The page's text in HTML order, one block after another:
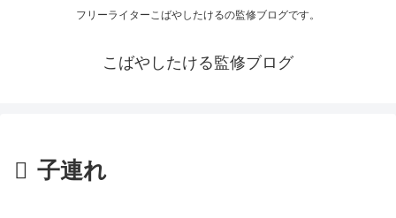
フリーライターこばやしたけるの監修ブログです。
こばやしたける監修ブログ
子連れ